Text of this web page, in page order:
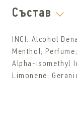
Състав
INCI: Alcohol
Menthol;
Alpha-isomethyl
Limonene;